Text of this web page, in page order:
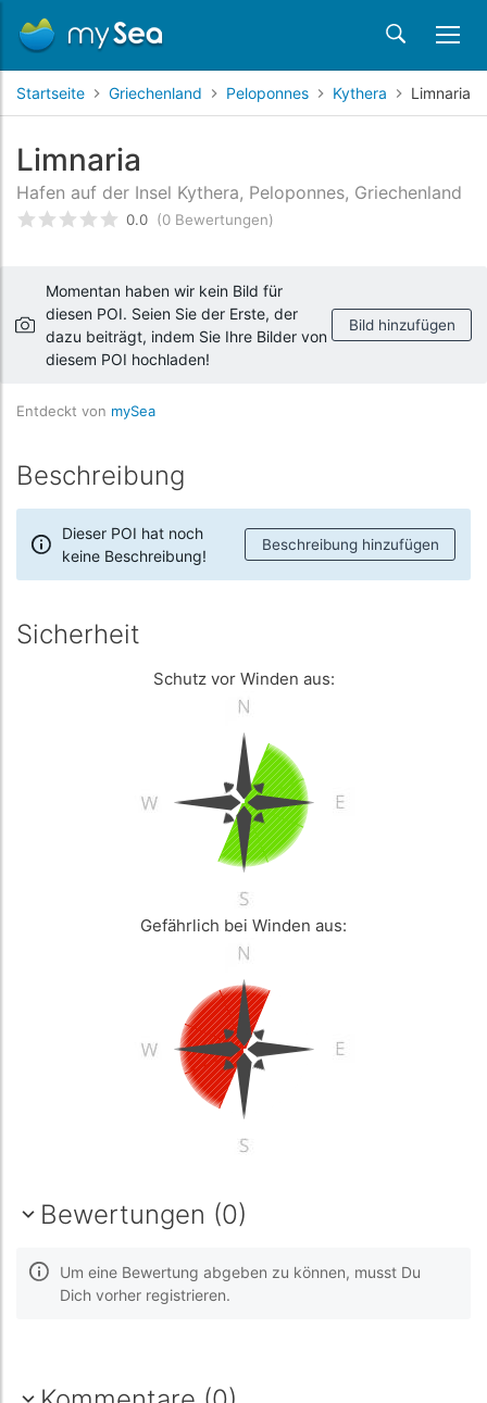
Startseite Griechenland Peloponnes Kythera Limnaria
Limnaria
Hafen auf der Insel Kythera, Peloponnes, Griechenland
bewertet0 /5 beyogen auf
0.0 (0 Bewertungen)
Momentan haben wir kein Bild für
diesen POI. Seien Sie der Erste, der
dazu beiträgt, indem Sie Ihre Bilder von
diesem POI hochladen!
Bild hinzufügen
Entdeckt von mySea
Beschreibung
Dieser POI hat noch
keine Beschreibung!
Beschreibung hinzufügen
Sicherheit
Schutz vor Winden aus:
Gefährlich bei Winden aus:
Bewertungen (0)
Um eine Bewertung abgeben zu können, musst Du
Dich vorher registrieren.